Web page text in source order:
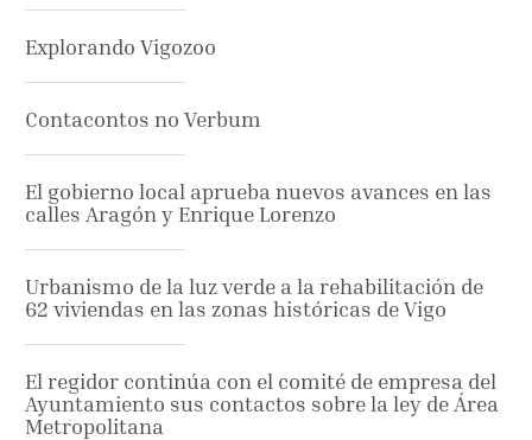
Explorando Vigozoo
Contacontos no Verbum
El gobierno local aprueba nuevos avances en las
calles Aragón y Enrique Lorenzo
Urbanismo de la luz verde a la rehabilitación de
62 viviendas en las zonas históricas de Vigo
El regidor continúa con el comité de empresa del
Ayuntamiento sus contactos sobre la ley de Área
Metropolitana